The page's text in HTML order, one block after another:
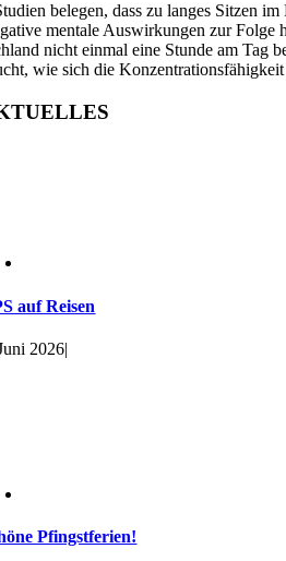
belegen, dass zu langes Sitzen
mentale Auswirkungen zur Folge
nicht einmal eine Stunde am Tag
wie sich die
auf Reisen
2026|
Pfingstferien!